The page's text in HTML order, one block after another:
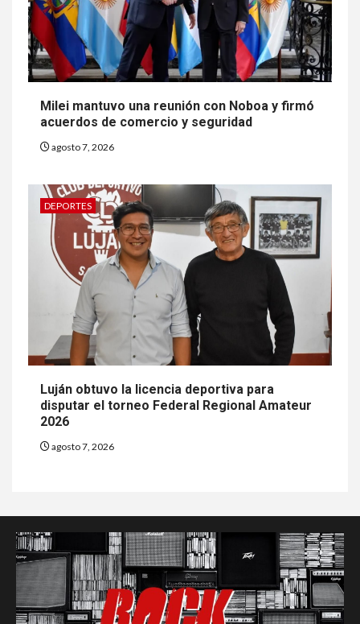
Milei mantuvo una reunión con Noboa y firmó
acuerdos de comercio y seguridad
agosto 7, 2026
DEPORTES
Luján obtuvo la licencia deportiva para
disputar el torneo Federal Regional Amateur
2026
agosto 7, 2026